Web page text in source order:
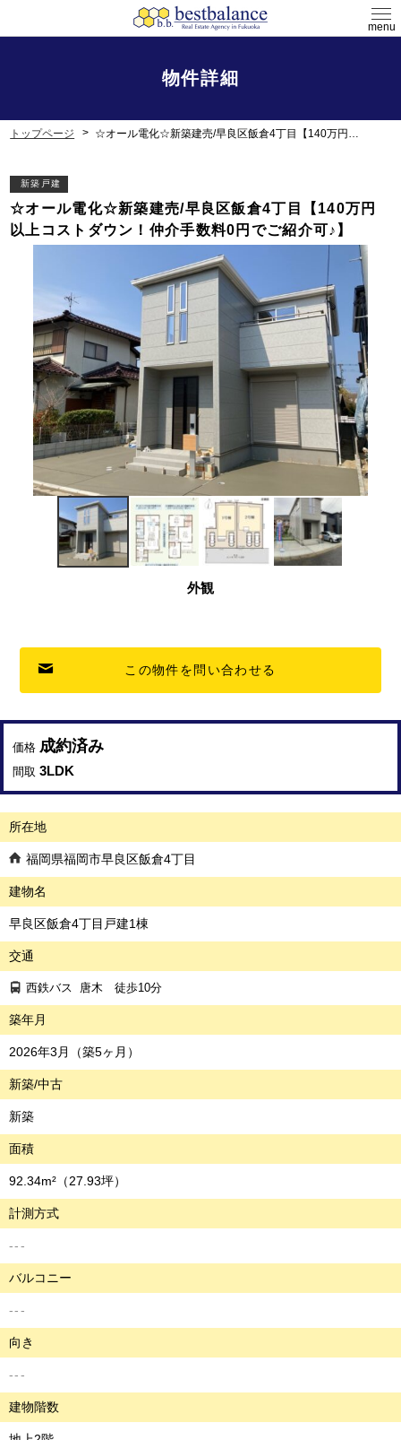
menu
物件詳細
トップページ ☆オール電化☆新築建売/早良区飯倉4丁目【140万円以上コストダウン！仲介手数料0円でご紹介可♪】
新築戸建
☆オール電化☆新築建売/早良区飯倉4丁目【140万円
以上コストダウン！仲介手数料0円でご紹介可♪】
外観
この物件を問い合わせる
価格 成約済み
間取 3LDK
所在地
福岡県福岡市早良区飯倉4丁目
建物名
早良区飯倉4丁目戸建1棟
交通
西鉄バス 唐木 徒歩10分
築年月
2026年3月（築5ヶ月）
新築/中古
新築
面積
92.34m² （27.93坪）
計測方式
---
バルコニー
---
向き
---
建物階数